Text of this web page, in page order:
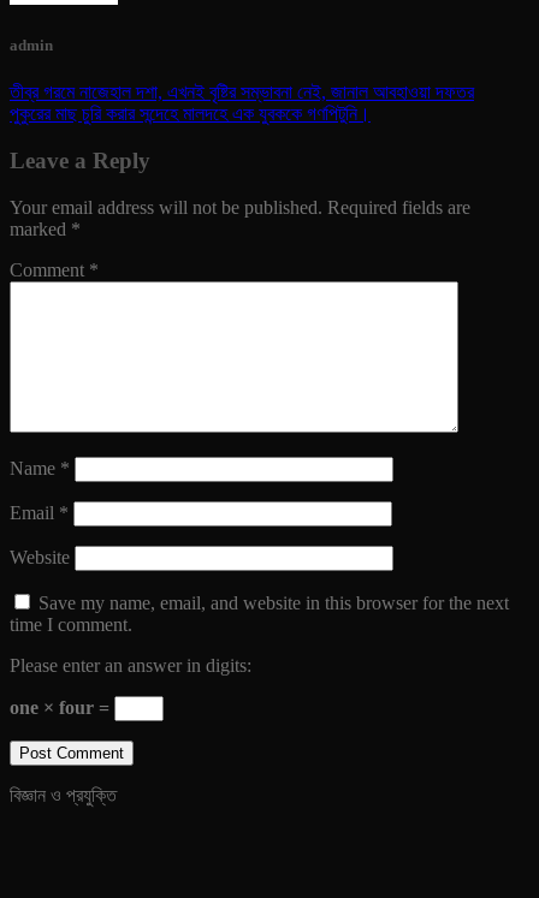
admin
তীব্র গরমে নাজেহাল দশা, এখনই বৃষ্টির সম্ভাবনা নেই, জানাল আবহাওয়া দফতর
পুকুরের মাছ চুরি করার সন্দেহে মালদহে এক যুবককে গণপিটুনি।
Leave a Reply
Your email address will not be published. Required fields are
marked *
Comment *
Name *
Email *
Website
Save my name, email, and website in this browser for the next
time I comment.
Please enter an answer in digits:
one × four =
বিজ্ঞান ও প্রযুক্তি